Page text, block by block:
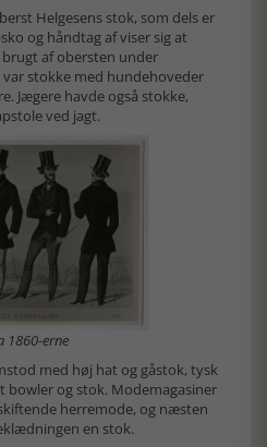
Helgesens stok, som dels er
og håndtag af viser sig at
af obersten under
stokke med hundehoveder
Jægere havde også stokke,
ved jagt.
1860-erne
med høj hat og gåstok, tysk
bowler og stok. Modemagasiner
herremode, og næsten
en stok.